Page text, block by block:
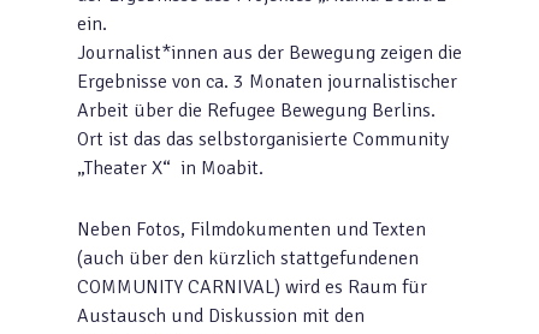
ein.
Journalist*innen aus der Bewegung zeigen die
Ergebnisse von ca. 3 Monaten journalistischer
Arbeit über die Refugee Bewegung Berlins.
Ort ist das das selbstorganisierte Community
„Theater X“ in Moabit.
Neben Fotos, Filmdokumenten und Texten
(auch über den kürzlich stattgefundenen
COMMUNITY CARNIVAL) wird es Raum für
Austausch und Diskussion mit den